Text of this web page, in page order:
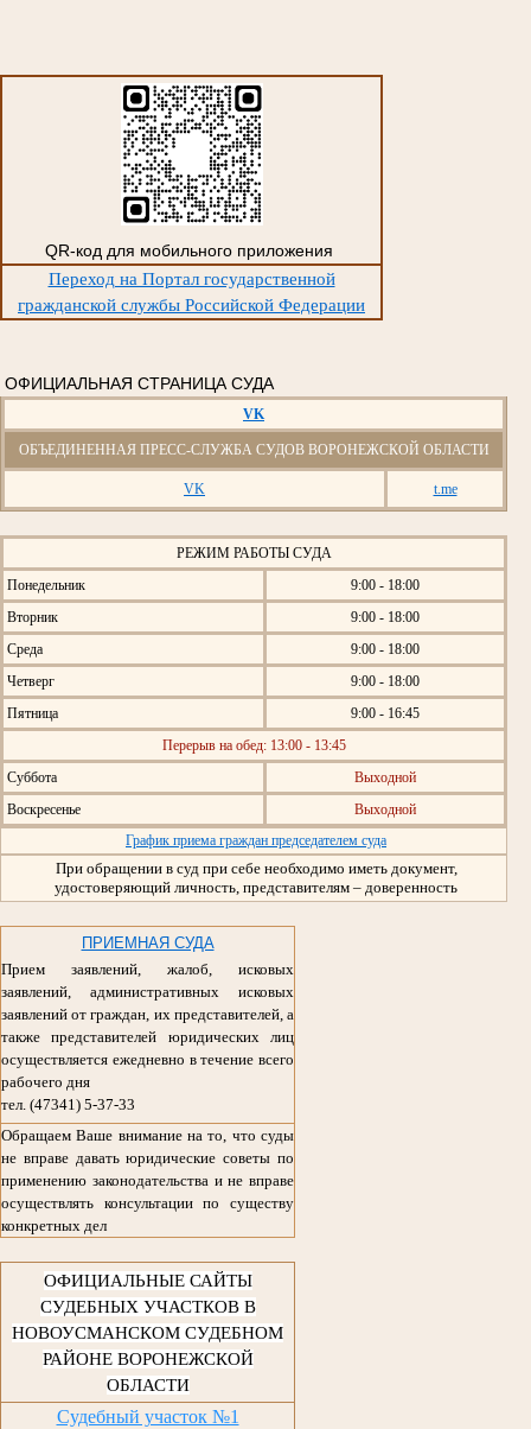
QR-код для мобильного приложения
Переход на Портал государственной
гражданской службы Российской Федерации
ОФИЦИАЛЬНАЯ СТРАНИЦА СУДА
VK
ОБЪЕДИНЕННАЯ ПРЕСС-СЛУЖБА СУДОВ ВОРОНЕЖСКОЙ ОБЛАСТИ
VK t.me
РЕЖИМ РАБОТЫ СУДА
Понедельник
9:00 - 18:00
Вторник
9:00 - 18:00
Среда
9:00 - 18:00
Четверг
9:00 - 18:00
Пятница
9:00 - 16:45
Перерыв на обед: 13:00 - 13:45
Суббота
Выходной
Воскресенье
Выходной
График приема граждан председателем суда
При обращении в суд при себе необходимо иметь документ,
удостоверяющий личность, представителям – доверенность
ПРИЕМНАЯ СУДА
Прием заявлений, жалоб, исковых
заявлений, административных исковых
заявлений от граждан, их представителей, а
также представителей юридических лиц
осуществляется ежедневно в течение всего
рабочего дня
тел. (47341) 5-37-33
Обращаем Ваше внимание на то, что суды
не вправе давать юридические советы по
применению законодательства и не вправе
осуществлять консультации по существу
конкретных дел
ОФИЦИАЛЬНЫЕ САЙТЫ
СУДЕБНЫХ УЧАСТКОВ В
НОВОУСМАНСКОМ СУДЕБНОМ
РАЙОНЕ ВОРОНЕЖСКОЙ
ОБЛАСТИ
Судебный участок №1